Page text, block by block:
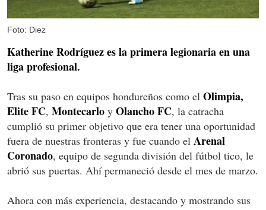
Foto: Diez
Katherine Rodríguez es la primera legionaria en una
liga profesional.
Tras su paso en equipos hondureños como el Olimpia,
Elite FC, Montecarlo y Olancho FC, la catracha
cumplió su primer objetivo que era tener una oportunidad
fuera de nuestras fronteras y fue cuando el Arenal
Coronado, equipo de segunda división del fútbol tico, le
abrió sus puertas. Ahí permaneció desde el mes de marzo.
Ahora con más experiencia, destacando y mostrando sus